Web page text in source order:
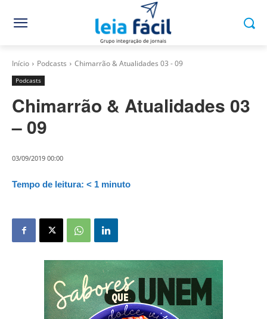
Início Podcasts Chimarrão & Atualidades 03 - 09
Podcasts
Chimarrão & Atualidades 03
– 09
03/09/2019 00:00
Tempo de leitura: < 1 minuto